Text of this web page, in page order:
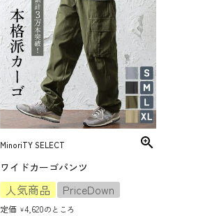
MinoriTY SELECT
ワイドカーゴパンツ
人気商品 PriceDown
定価 ¥4,620のところ